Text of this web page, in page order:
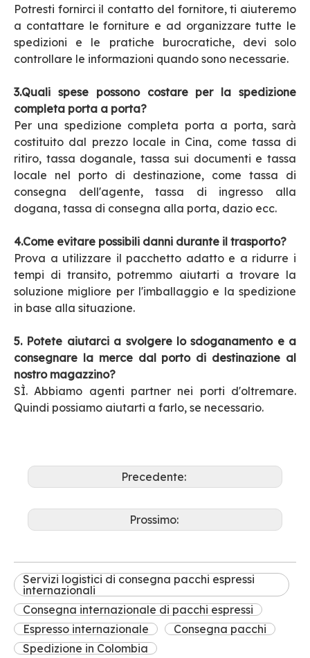
Potresti fornirci il contatto del fornitore, ti aiuteremo
a contattare le forniture e ad organizzare tutte le
spedizioni e le pratiche burocratiche, devi solo
controllare le informazioni quando sono necessarie.
3.Quali spese possono costare per la spedizione
completa porta a porta?
Per una spedizione completa porta a porta, sarà
costituito dal prezzo locale in Cina, come tassa di
ritiro, tassa doganale, tassa sui documenti e tassa
locale nel porto di destinazione, come tassa di
consegna dell'agente, tassa di ingresso alla
dogana, tassa di consegna alla porta, dazio ecc.
4.Come evitare possibili danni durante il trasporto?
Prova a utilizzare il pacchetto adatto e a ridurre i
tempi di transito, potremmo aiutarti a trovare la
soluzione migliore per l'imballaggio e la spedizione
in base alla situazione.
5. Potete aiutarci a svolgere lo sdoganamento e a
consegnare la merce dal porto di destinazione al
nostro magazzino?
SÌ. Abbiamo agenti partner nei porti d'oltremare.
Quindi possiamo aiutarti a farlo, se necessario.
Precedente:
Prossimo:
Servizi logistici di consegna pacchi espressi
internazionali
Consegna internazionale di pacchi espressi
Espresso internazionale
Consegna pacchi
Spedizione in Colombia